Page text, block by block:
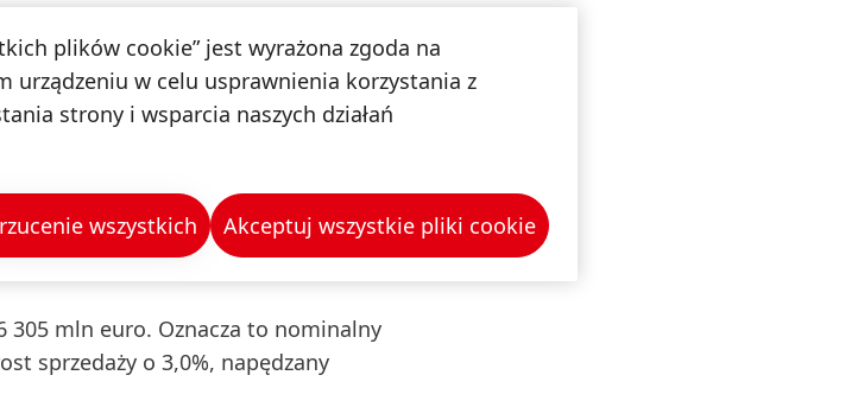
wzrosły w ujęciu nominalnym o 1,0% i
zwiększył sprzedaż o 1,2%. Różnice
-3,6%.
sprzedaż wzrosła o 3,3%.
poprawie wolumenów na
305 mln euro. Oznacza to nominalny
sprzedaży o 3,0%, napędzany
plików cookie” jest wyrażona zgoda na
urządzeniu w celu usprawnienia korzystania z
strony i wsparcia naszych działań
wszystkich Akceptuj wszystkie pliki cookie